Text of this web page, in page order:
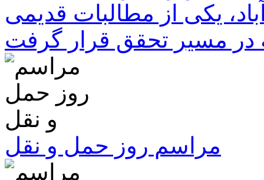
یکی از مطالبات قدیمی
در مسیر تحقق قرار گرفت
مراسم روز حمل و نقل